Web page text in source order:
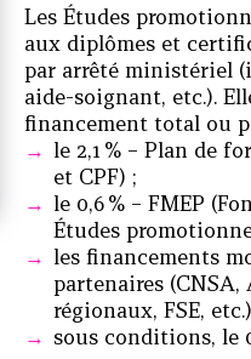
Les Études
aux diplômes et
par arrêté ministériel
aide-soignant, etc.).
financement total ou
le 2,1 % – Plan de
et CPF) ;
le 0,6 % – FMEP
Études
les financements
partenaires (CNSA,
régionaux, FSE,
sous conditions, le